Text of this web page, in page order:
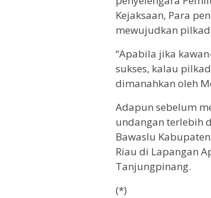
Kejaksaan, Para
mewujudkan
“Apabila jika
sukses, kalau
dimanahkan oleh
Adapun sebelum
undangan terlebih
Bawaslu
Riau di Lapangan
Tanjungpinang.
(*)